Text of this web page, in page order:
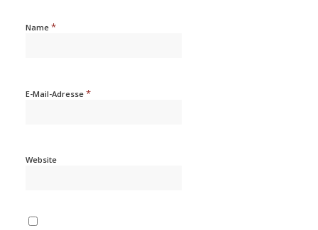
Name *
E-Mail-Adresse *
Website